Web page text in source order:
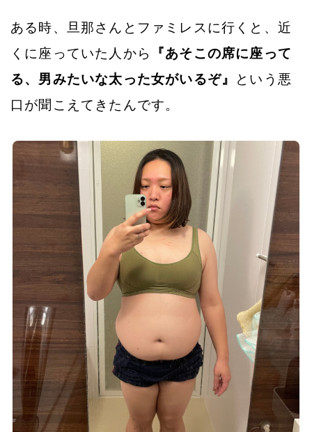
ある時、旦那さんとファミレスに行くと、近
くに座っていた人から
『あそこの席に座って
る、男みたいな太った女がいるぞ』
という悪
口が聞こえてきたんです。